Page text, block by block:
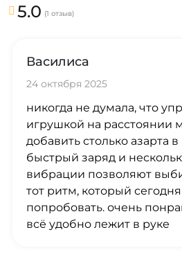
5.0 (1 отзыв)
Василиса
24 октября 2025
никогда не думала, что
игрушкой на расстоянии
добавить столько азарта в
быстрый заряд и
вибрации позволяют
тот ритм, который сегодня
попробовать. очень
всё удобно лежит в руке